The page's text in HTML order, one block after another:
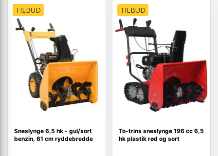
TILBUD
Sneslynge 6,5 hk - gul/sort
benzin, 61 cm ryddebredde
TILBUD
To-trins sneslynge 196 cc 6,5
hk plastik rød og sort